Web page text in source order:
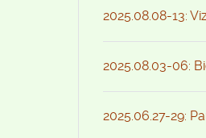
2025.08.08-13:
2025.08.03-06:
2025.06.27-29: